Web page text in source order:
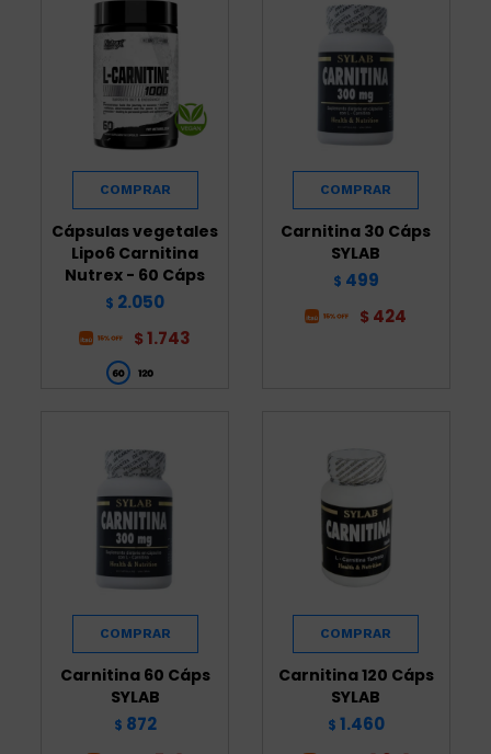
Cápsulas vegetales
Lipo6 Carnitina
Nutrex - 60 Cáps
$ 2.050
$ 1.743
Carnitina 30 Cáps
SYLAB
$ 499
$ 424
Carnitina 60 Cáps
SYLAB
$ 872
Carnitina 120 Cáps
SYLAB
$ 1.460